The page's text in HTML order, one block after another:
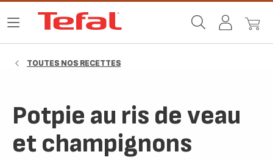
MonMon
Ouvrir
TOUTES NOS RECETTES
Potpie au ris de veau
et champignons